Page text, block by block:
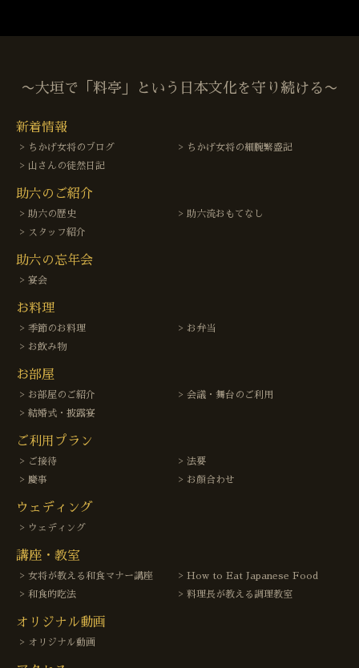
〜大垣で「料亭」という日本文化を守り続ける〜
新着情報
ちかげ女将のブログ
ちかげ女将の細腕繁盛記
山さんの徒然日記
助六のご紹介
助六の歴史
助六流おもてなし
スタッフ紹介
助六の忘年会
宴会
お料理
季節のお料理
お弁当
お飲み物
お部屋
お部屋のご紹介
会議・舞台のご利用
結婚式・披露宴
ご利用プラン
ご接待
法要
慶事
お顔合わせ
ウェディング
ウェディング
講座・教室
女将が教える和食マナー講座
How to Eat Japanese Food
和食的吃法
料理長が教える調理教室
オリジナル動画
オリジナル動画